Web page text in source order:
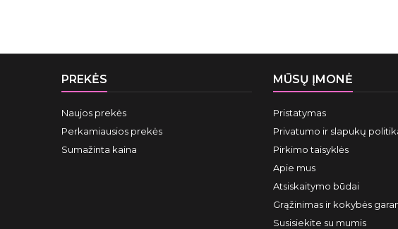
PREKĖS
Naujos prekės
Perkamiausios prekės
Sumažinta kaina
MŪSŲ ĮMONĖ
Pristatymas
Privatumo ir slapukų
Pirkimo taisyklės
Apie mus
Atsiskaitymo būdai
Grąžinimas ir kokybės
Susisiekite su mumis